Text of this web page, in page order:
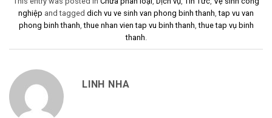
nghiệp and tagged dich vu ve sinh van phong binh thanh ,tap vu van
phong binh thanh ,thue nhan vien tap vu binh thanh ,thue tap vụ binh
thanh
LINH NHA